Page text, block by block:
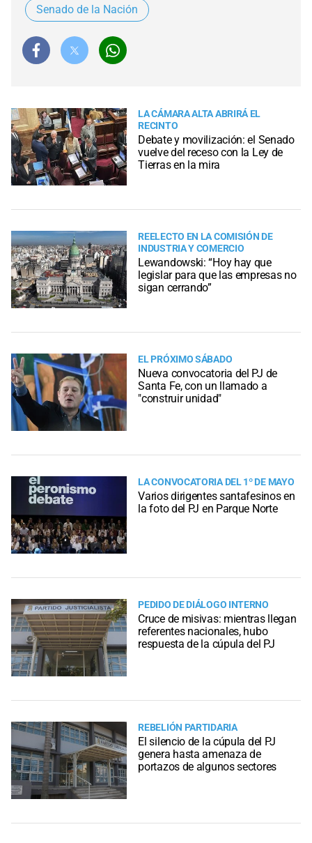
Senado de la Nación
LA CÁMARA ALTA ABRIRÁ EL
RECINTO
Debate y movilización: el Senado
vuelve del receso con la Ley de
Tierras en la mira
REELECTO EN LA COMISIÓN DE
INDUSTRIA Y COMERCIO
Lewandowski: “Hoy hay que
legislar para que las empresas no
sigan cerrando”
EL PRÓXIMO SÁBADO
Nueva convocatoria del PJ de
Santa Fe, con un llamado a
"construir unidad"
LA CONVOCATORIA DEL 1º DE MAYO
Varios dirigentes santafesinos en
la foto del PJ en Parque Norte
PEDIDO DE DIÁLOGO INTERNO
Cruce de misivas: mientras llegan
referentes nacionales, hubo
respuesta de la cúpula del PJ
REBELIÓN PARTIDARIA
El silencio de la cúpula del PJ
genera hasta amenaza de
portazos de algunos sectores